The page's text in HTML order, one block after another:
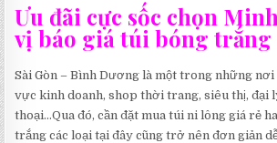
Ưu đãi cực sốc chọn
vị báo giá túi bóng trắng
Sài Gòn – Bình Dương là một trong những
vực kinh doanh, shop thời trang, siêu thị, đại
thoại…Qua đó, cần đặt mua túi ni lông giá rẻ
trắng các loại tại đây cũng trở nên đơn giản